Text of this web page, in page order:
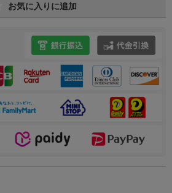
お気に入りに追加